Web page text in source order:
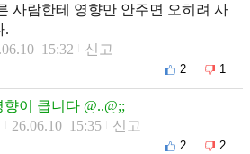
사람한테 영향만 안주면 오히려 사
.
15:32 신고
2 1
이 큽니다 @..@;;
26.06.10 15:35 신고
2 2